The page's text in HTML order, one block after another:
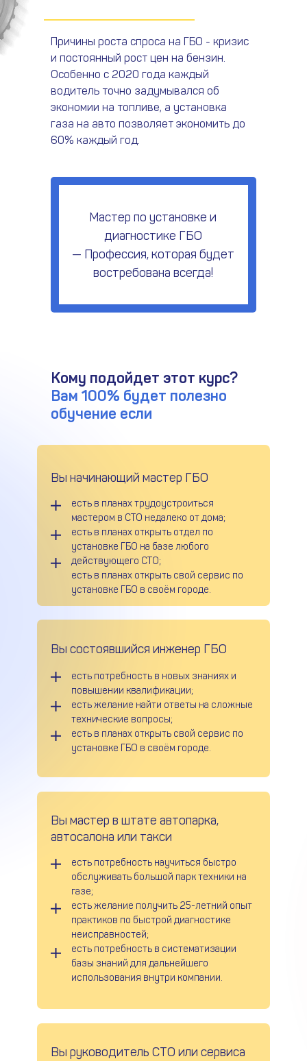
Причины роста спроса на ГБО - кризис
и постоянный рост цен на бензин.
Особенно с 2020 года каждый
водитель точно задумывался об
экономии на топливе, а установка
газа на авто позволяет экономить до
60% каждый год.
Мастер по установке и
диагностике ГБО
— Профессия, которая будет
востребована всегда!
Кому подойдет этот курс?
Вам 100% будет полезно
обучение если
Вы начинающий мастер ГБО
есть в планах трудоустроиться
мастером в СТО недалеко от дома;
есть в планах открыть отдел по
установке ГБО на базе любого
действующего СТО;
есть в планах открыть свой сервис по
установке ГБО в своём городе.
Вы мастер в штате автопарка,
автосалона или такси
есть потребность научиться быстро
обслуживать большой парк техники на
газе;
есть желание получить 25-летний опыт
практиков по быстрой диагностике
неисправностей;
есть потребность в систематизации
базы знаний для дальнейшего
использования внутри компании.
Вы состоявшийся инженер ГБО
есть потребность в новых знаниях и
повышении квалификации;
есть желание найти ответы на сложные
технические вопросы;
есть в планах открыть свой сервис по
установке ГБО в своём городе.
Вы руководитель СТО или сервиса